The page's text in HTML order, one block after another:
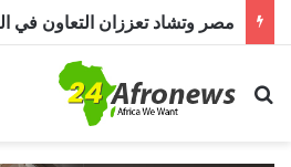
بحث عن